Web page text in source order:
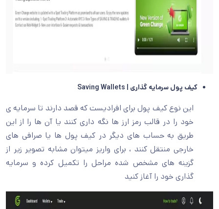
کیف پول سرمایه گذاری | Saving Wallets
این نوع کیف پول برای افرادیست که قصد دارند تا سرمایه ی
خود را در قالب رمز ارز ها نگه داری کنند یا آن ها را از این
طریق به حساب های دیگر در کیف پول ها یا صرافی های
خارجی منتقل کنند ، برای واریز میتوان مشابه تصویر زیر از
گزینه های مشخص شده مراحل را تکمیل کرده و سرمایه
گذاری خود را آغاز کنید